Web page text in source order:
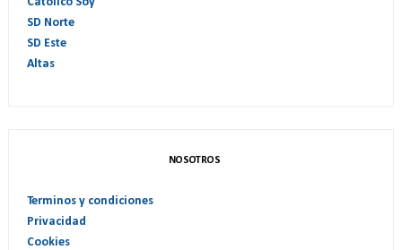
SD Norte
SD Este
Altas
NOSOTROS
Terminos y condiciones
Privacidad
Cookies